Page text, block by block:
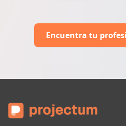
Encuentra tu